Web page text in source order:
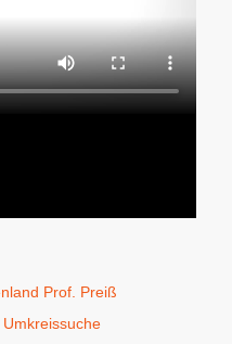
Prof. Preiß